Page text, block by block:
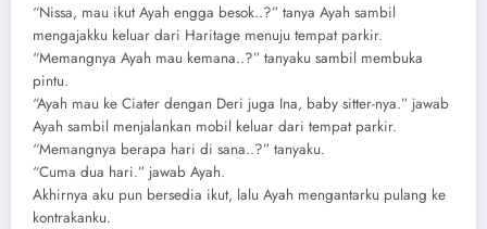
“Nissa, mau ikut Ayah engga besok..?” tanya Ayah sambil
mengajakku keluar dari Haritage menuju tempat parkir.
“Memangnya Ayah mau kemana..?” tanyaku sambil membuka
pintu.
“Ayah mau ke Ciater dengan Deri juga Ina, baby sitter-nya.” jawab
Ayah sambil menjalankan mobil keluar dari tempat parkir.
“Memangnya berapa hari di sana..?” tanyaku.
“Cuma dua hari.” jawab Ayah.
Akhirnya aku pun bersedia ikut, lalu Ayah mengantarku pulang ke
kontrakanku.